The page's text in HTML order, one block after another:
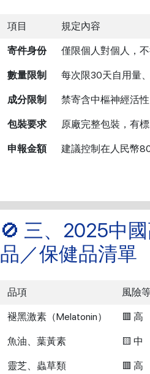
項目 規定內容
寄件身份 僅限個人對個人，
數量限制 每次限30天自用量
成分限制 禁寄含中樞神經活
包裝要求 原廠完整包裝，有
申報金額 建議控制在人民幣
🚫 三、2025中
品／保健品清單
品項 風險
褪黑激素（Melatonin） 🟥 高
魚油、葉黃素 🟨 中
靈芝、蟲草類 🟥 高